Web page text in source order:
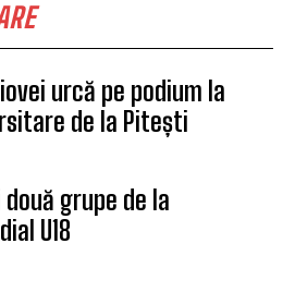
urcă pe podium la
de la Pitești
grupe de la
U18